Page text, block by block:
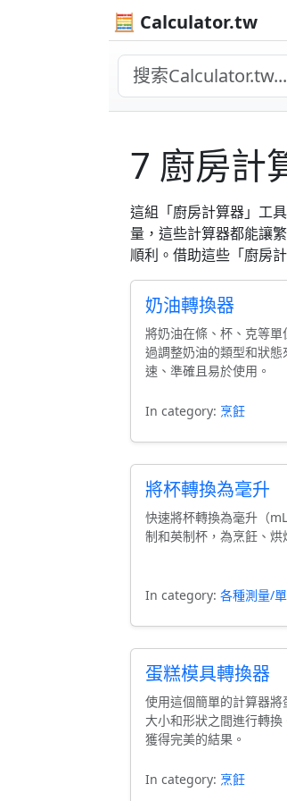
🧮 Calculator.tw
7 廚房計
這組「廚房計算器」工
量，這些計算器都能讓
順利。借助這些「廚房
奶油轉換器
將奶油在條、杯、克等
過調整奶油的類型和狀
速、準確且易於使用。
In category: 烹飪
將杯轉換為毫升
快速將杯轉換為毫升（
制和英制杯，為烹飪、烘
In category: 各種測量/
蛋糕模具轉換器
使用這個簡單的計算器
大小和形狀之間進行轉
獲得完美的結果。
In category: 烹飪